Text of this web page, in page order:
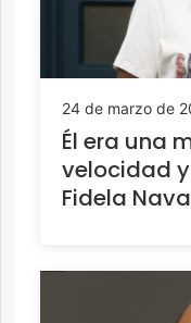
24 de marzo de
Él era una
velocidad
Fidela